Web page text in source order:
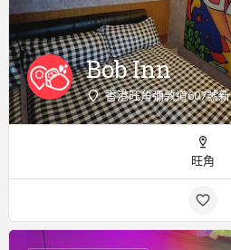
Bob Inn
香港旺角彌敦道607號新
旺角